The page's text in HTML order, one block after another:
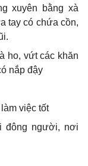
xuyên bằng xà
tay có chứa cồn,
ho, vứt các khăn
nắp đậy
việc tốt
đông người, nơi